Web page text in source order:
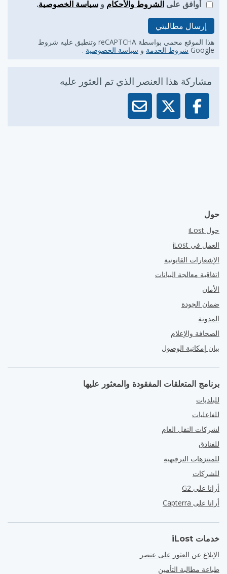
أوافق على الشروط والأحكام و سياسة الخصوصية.
إرسال مطالبتي
هذا الموقع محمي بواسطة reCAPTCHA وتنطبق عليه شروط
Google شروط الخدمة و سياسة الخصوصية .
مشاركة هذا العنصر الذي تم العثور عليه
حول
حول iLost
العمل في iLost
الإشعارات القانونية
اتفاقية معالجة البيانات
الأمان
ضمان الجودة
المدونة
الصحافة والإعلام
بيان إمكانية الوصول
برنامج المتعلقات المفقودة والمعثور عليها
للبلديات
للفاعليات
لشركات النقل العام
للفنادق
للمنتزهات الترفيهية
للشركات
أرانا على G2
أرانا على Capterra
خدمات iLost
الإبلاغ عن العثور على عنصر
طباعة مطالبة التأمين